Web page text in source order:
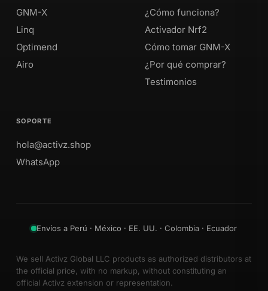
GNM-X
Linq
Optimend
Airo
¿Cómo funciona?
Activador Nrf2
Cómo tomar GNM-X
¿Por qué comprar?
Testimonios
SOPORTE
hola@activz.shop
WhatsApp
Envíos a Perú · México · EE. UU. · Colombia · Ecuador
We sell Activz Global LLC products as authorized distributors at
the official price, with no markup, without constituting an
official Activz extension or representation.